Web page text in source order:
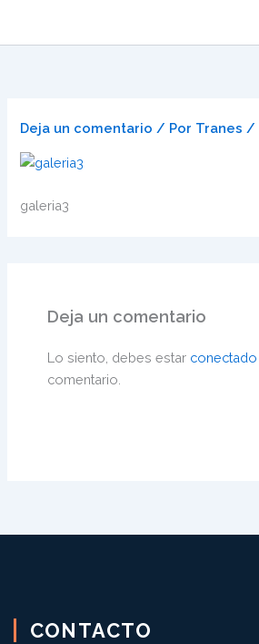
Deja un comentario / Por Tranes /
galeria3
Deja un comentario
Lo siento, debes estar conectado
comentario.
CONTACTO